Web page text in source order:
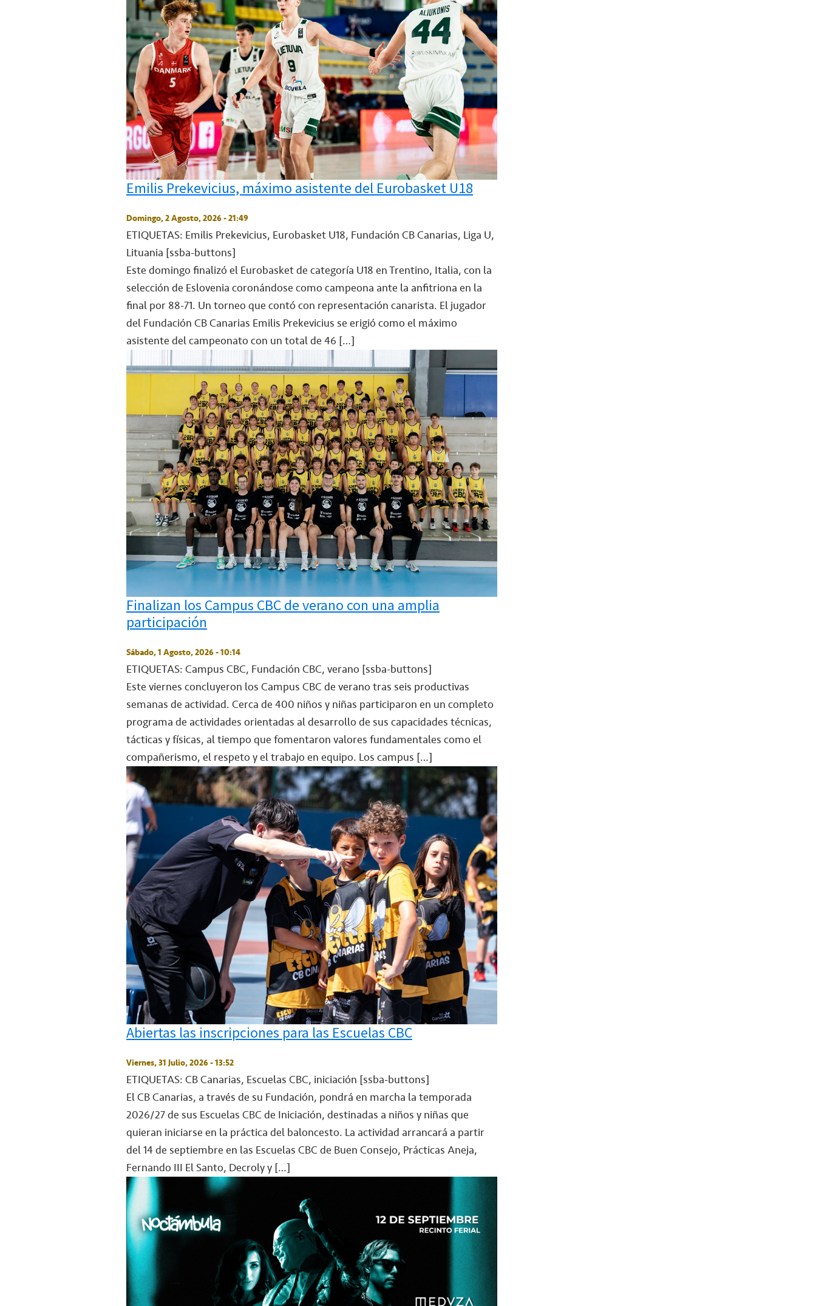
Emilis Prekevicius, máximo asistente del Eurobasket U18
Domingo, 2 Agosto, 2026 - 21:49
ETIQUETAS: Emilis Prekevicius, Eurobasket U18, Fundación CB Canarias, Liga U,
Lituania [ssba-buttons]
Este domingo finalizó el Eurobasket de categoría U18 en Trentino, Italia, con la
selección de Eslovenia coronándose como campeona ante la anfitriona en la
final por 88-71. Un torneo que contó con representación canarista. El jugador
del Fundación CB Canarias Emilis Prekevicius se erigió como el máximo
asistente del campeonato con un total de 46 […]
Finalizan los Campus CBC de verano con una amplia
participación
Sábado, 1 Agosto, 2026 - 10:14
ETIQUETAS: Campus CBC, Fundación CBC, verano [ssba-buttons]
Este viernes concluyeron los Campus CBC de verano tras seis productivas
semanas de actividad. Cerca de 400 niños y niñas participaron en un completo
programa de actividades orientadas al desarrollo de sus capacidades técnicas,
tácticas y físicas, al tiempo que fomentaron valores fundamentales como el
compañerismo, el respeto y el trabajo en equipo. Los campus […]
Abiertas las inscripciones para las Escuelas CBC
Viernes, 31 Julio, 2026 - 13:52
ETIQUETAS: CB Canarias, Escuelas CBC, iniciación [ssba-buttons]
El CB Canarias, a través de su Fundación, pondrá en marcha la temporada
2026/27 de sus Escuelas CBC de Iniciación, destinadas a niños y niñas que
quieran iniciarse en la práctica del baloncesto. La actividad arrancará a partir
del 14 de septiembre en las Escuelas CBC de Buen Consejo, Prácticas Aneja,
Fernando III El Santo, Decroly y […]